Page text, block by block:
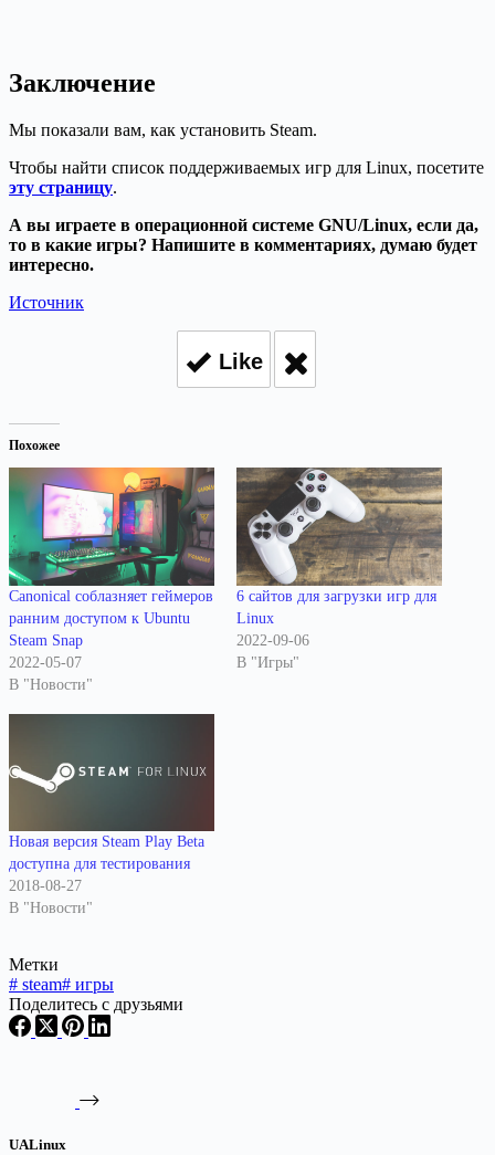
Заключение
Мы показали вам, как установить Steam.
Чтобы найти список поддерживаемых игр для Linux, посетите
эту страницу.
А вы играете в операционной системе GNU/Linux, если да,
то в какие игры? Напишите в комментариях, думаю будет
интересно.
Источник
Like
Похожее
Canonical соблазняет геймеров
ранним доступом к Ubuntu
Steam Snap
2022-05-07
В "Новости"
6 сайтов для загрузки игр для
Linux
2022-09-06
В "Игры"
Новая версия Steam Play Beta
доступна для тестирования
2018-08-27
В "Новости"
Метки
# steam# игры
Поделитесь с друзьями
UALinux